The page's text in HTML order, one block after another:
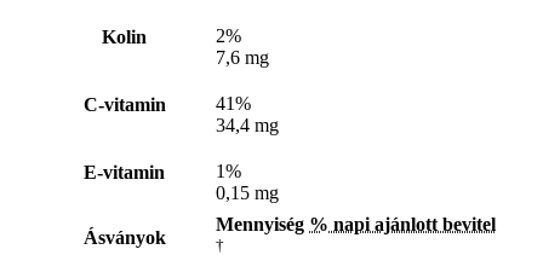
Kolin
2%
7,6 mg
C-vitamin
41%
34,4 mg
E-vitamin
1%
0,15 mg
Ásványok
Mennyiség % napi ajánlott bevitel
†